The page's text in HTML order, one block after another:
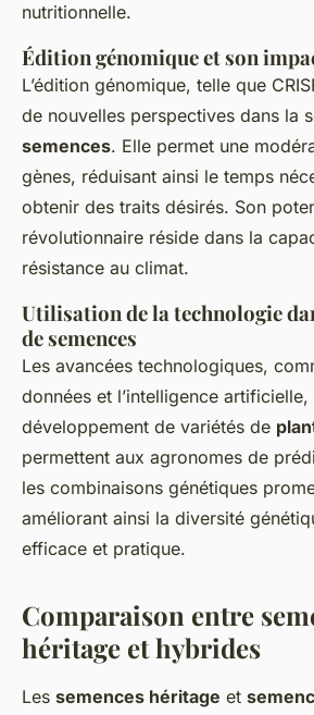
nutritionnelle.
Édition génomique et son
L’édition génomique, telle que
de nouvelles perspectives dans la
semences. Elle permet une
gènes, réduisant ainsi le temps
obtenir des traits désirés. Son
révolutionnaire réside dans la
résistance au climat.
Utilisation de la technologie
de semences
Les avancées technologiques,
données et l’intelligence
développement de variétés de
permettent aux agronomes de
les combinaisons génétiques
améliorant ainsi la diversité
efficace et pratique.
Comparaison entre
héritage et hybrides
Les semences héritage et